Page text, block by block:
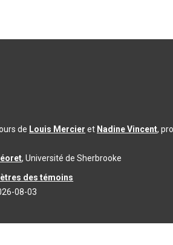
de Louis Mercier et Nadine Vincent,
, Université de Sherbrooke
des témoins
08-03